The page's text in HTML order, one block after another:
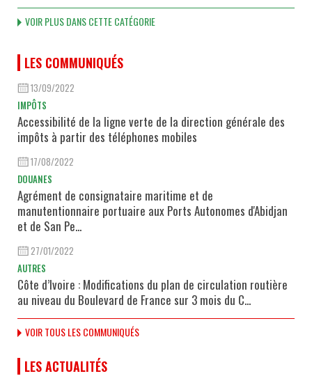
VOIR PLUS DANS CETTE CATÉGORIE
LES COMMUNIQUÉS
13/09/2022
IMPÔTS
Accessibilité de la ligne verte de la direction générale des
impôts à partir des téléphones mobiles
17/08/2022
DOUANES
Agrément de consignataire maritime et de
manutentionnaire portuaire aux Ports Autonomes d'Abidjan
et de San Pe...
27/01/2022
AUTRES
Côte d’Ivoire : Modifications du plan de circulation routière
au niveau du Boulevard de France sur 3 mois du C...
VOIR TOUS LES COMMUNIQUÉS
LES ACTUALITÉS